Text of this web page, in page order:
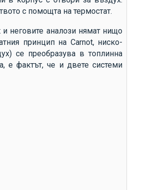
с помощта на термостат.
неговите аналози нямат нищо
принцип на Carnot, ниско-
се преобразува в топлинна
е фактът, че и двете системи